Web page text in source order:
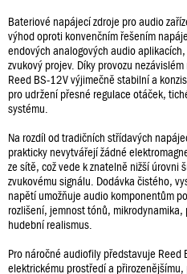
Bateriové napájecí zdroje pro audio
výhod oproti konvenčním řešením
endových analogových audio
zvukový projev. Díky provozu
Reed BS-12V výjimečně stabilní a
pro udržení přesné regulace otáček,
systému.
Na rozdíl od tradičních střídavých
prakticky nevytvářejí žádné
ze sítě, což vede k znatelně nižší úrovni
zvukovému signálu. Dodávka čistého,
napětí umožňuje audio komponentům
rozlišení, jemnost tónů, mikrodynamika,
hudební realismus.
Pro náročné audiofily představuje Reed
elektrickému prostředí a